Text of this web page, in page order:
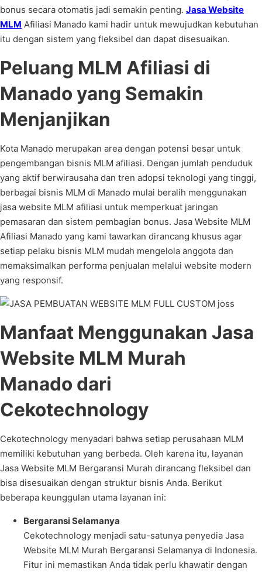
bonus secara otomatis jadi semakin penting. Jasa Website
MLM Afiliasi Manado kami hadir untuk mewujudkan kebutuhan
itu dengan sistem yang fleksibel dan dapat disesuaikan.
Peluang MLM Afiliasi di
Manado yang Semakin
Menjanjikan
Kota Manado merupakan area dengan potensi besar untuk
pengembangan bisnis MLM afiliasi. Dengan jumlah penduduk
yang aktif berwirausaha dan tren adopsi teknologi yang tinggi,
berbagai bisnis MLM di Manado mulai beralih menggunakan
jasa website MLM afiliasi untuk memperkuat jaringan
pemasaran dan sistem pembagian bonus. Jasa Website MLM
Afiliasi Manado yang kami tawarkan dirancang khusus agar
setiap pelaku bisnis MLM mudah mengelola anggota dan
memaksimalkan performa penjualan melalui website modern
yang responsif.
Manfaat Menggunakan Jasa
Website MLM Murah
Manado dari
Cekotechnology
Cekotechnology menyadari bahwa setiap perusahaan MLM
memiliki kebutuhan yang berbeda. Oleh karena itu, layanan
Jasa Website MLM Bergaransi Murah dirancang fleksibel dan
bisa disesuaikan dengan struktur bisnis Anda. Berikut
beberapa keunggulan utama layanan ini:
Bergaransi Selamanya
Cekotechnology menjadi satu-satunya penyedia Jasa
Website MLM Murah Bergaransi Selamanya di Indonesia.
Fitur ini memastikan Anda tidak perlu khawatir dengan